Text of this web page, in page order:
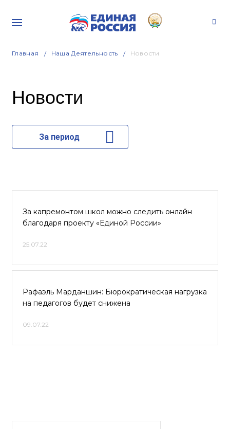
Главная Наша Деятельность Новости
Новости
За период
За капремонтом школ можно следить онлайн
благодаря проекту «Единой России»
25.07.22
Рафаэль Марданшин: Бюрократическая нагрузка
на педагогов будет снижена
09.07.22